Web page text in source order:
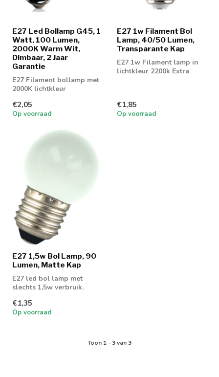
E27 Led Bollamp G45, 1
Watt, 100 Lumen,
2000K Warm Wit,
Dimbaar, 2 Jaar
Garantie
E27 Filament bollamp met
2000K lichtkleur
€2,05
Op voorraad
E27 1w Filament Bol
Lamp, 40/50 Lumen,
Transparante Kap
E27 1w Filament lamp in
lichtkleur 2200k Extra
€1,85
Op voorraad
E27 1,5w Bol Lamp, 90
Lumen, Matte Kap
E27 led bol lamp met
slechts 1,5w verbruik.
sfeerlamp ...
€1,35
Op voorraad
Toon 1-3van 3